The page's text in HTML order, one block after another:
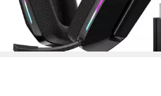
UVP 189,99 €
-71%
lieferbar - in 4-5 Werktagen bei dir